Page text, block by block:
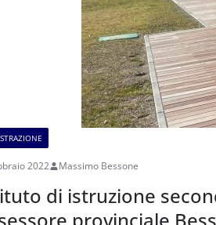
2022 Massimo Bessone
di istruzione